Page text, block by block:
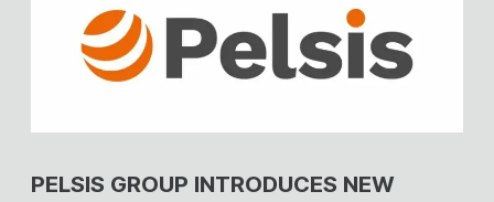
PELSIS GROUP INTRODUCES NEW